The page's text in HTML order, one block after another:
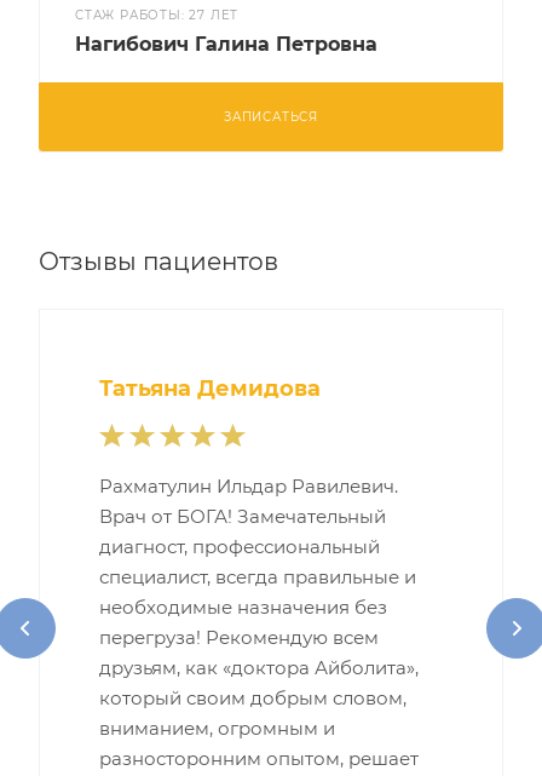
CТАЖ РАБОТЫ: 27 ЛЕТ
Нагибович Галина Петровна
ЗАПИСАТЬСЯ
Отзывы пациентов
Татьяна Демидова
Рахматулин Ильдар Равилевич.
Врач от БОГА! Замечательный
диагност, профессиональный
специалист, всегда правильные и
необходимые назначения без
перегруза! Рекомендую всем
друзьям, как «доктора Айболита»,
который своим добрым словом,
вниманием, огромным и
разносторонним опытом, решает